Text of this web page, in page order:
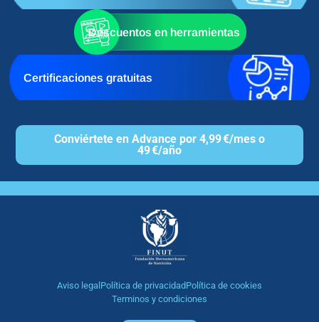
Descuentos en herramientas
Certificaciones gratuitas
Conviértete en Advance por 4,99 €/mes o
49 €/año
Aviso legal Política de privacidadPolítica de cookies
Terminos y condiciones